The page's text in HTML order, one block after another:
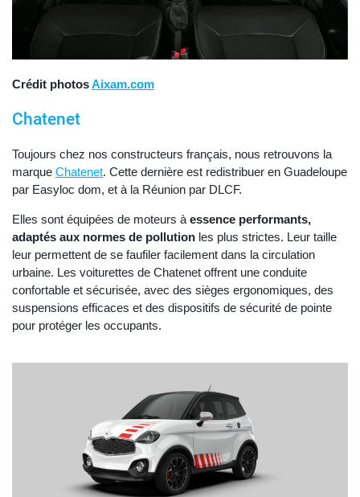
Crédit photosAixam.com
Chatenet
Toujours chez nos constructeurs français, nous retrouvons la
marque Chatenet. Cette dernière est redistribuer en Guadeloupe
par Easyloc dom, et à la Réunion par DLCF.
Elles sont équipées de moteurs à essence performants,
adaptés aux normes de pollution les plus strictes. Leur taille
leur permettent de se faufiler facilement dans la circulation
urbaine. Les voiturettes de Chatenet offrent une conduite
confortable et sécurisée, avec des sièges ergonomiques, des
suspensions efficaces et des dispositifs de sécurité de pointe
pour protéger les occupants.